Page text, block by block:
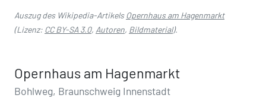
Auszug des Wikipedia-ArtikelsOpernhaus am Hagenmarkt
(Lizenz: CC BY-SA 3.0, Autoren, Bildmaterial).
Opernhaus am Hagenmarkt
Bohlweg, Braunschweig Innenstadt